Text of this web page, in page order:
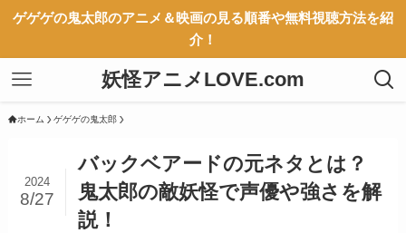
ゲゲゲの鬼太郎のアニメ＆映画の見る順番や無料視聴方法を紹
介！
妖怪アニメLOVE.com
ホーム ゲゲゲの鬼太郎
バックベアードの元ネタとは？
鬼太郎の敵妖怪で声優や強さを解
説！
2024
8/27